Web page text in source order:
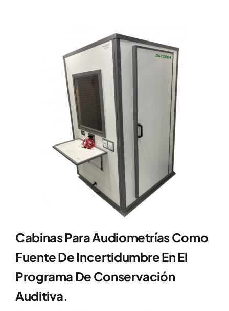
Cabinas Para Audiometrías Como
Fuente De Incertidumbre En El
Programa De Conservación
Auditiva.